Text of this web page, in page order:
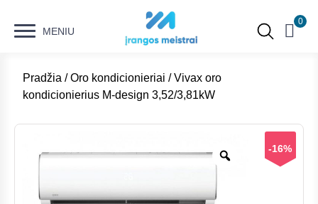
MENIU
0
Pradžia /Oro kondicionieriai / Vivax oro
kondicionierius M-design 3,52/3,81kW
-16%